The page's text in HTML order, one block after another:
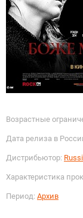
Возрастные
Дата релиза в
Дистрибьютор:
Характеристика
Период: Архив